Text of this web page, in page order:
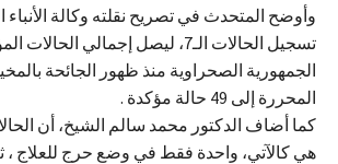
وأوضح المتحدث في تصريح نقلته وكالة الأنباء
تسجيل الحالات الـ7، ليصل إجمالي
الجمهورية الصحراوية منذ ظهور الجائحة
المحررة إلى 49 حالة مؤكدة .
هي كالآتي، واحدة فقط في وضع حرج للعلاج ،